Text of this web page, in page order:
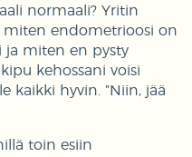
normaali? Yritin
miten endometrioosi on
ja miten en pysty
kehossani voisi
kaikki hyvin. ”Niin, jää
toin esiin